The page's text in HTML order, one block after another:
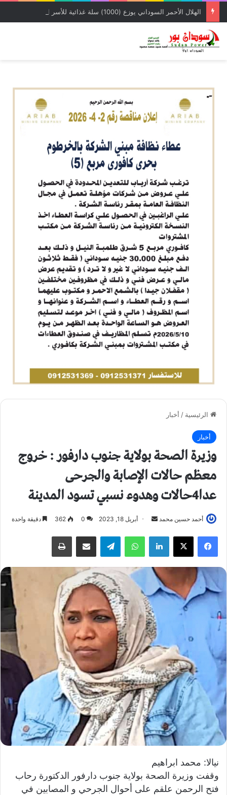
الرئيسية / أخبار
أخبار
وزيرة الصحة بولاية جنوب دارفور : خروج
معظم حالات الإصابة والجرحى
عدا4حالات وهدوء نسبي تسود المدينة
أحمد حسين محمد
ل
ب
د
ا
إ
ل
ك
ت
ر
و
ن
ي
ا
أبريل 18, 2023 0
362 دقيقة واحدة
فيسبوك لينكدإن واتساب
نيالا: محمد ابراهيم
وقفت وزيرة الصحة بولاية جنوب دارفور الدكتورة رحاب
فتح الرحمن علقم على أحوال الجرحي و المصابين في